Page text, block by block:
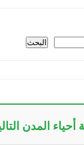
البحث
المدن التالية